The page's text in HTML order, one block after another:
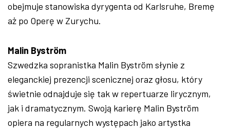
obejmuje stanowiska dyrygenta od Karlsruhe, Bremę
aż po Operę w Zurychu.
Malin Byström
Szwedzka sopranistka Malin Byström słynie z
eleganckiej prezencji scenicznej oraz głosu, który
świetnie odnajduje się tak w repertuarze lirycznym,
jak i dramatycznym. Swoją karierę Malin Byström
opiera na regularnych występach jako artystka